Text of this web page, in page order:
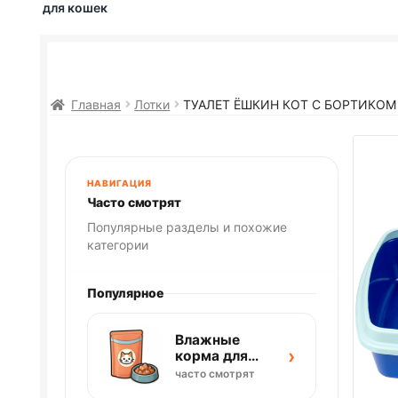
для кошек
Главная Лотки ТУАЛЕТ ЁШКИН КОТ С
НАВИГАЦИЯ
Часто смотрят
Популярные разделы и похожие
категории
Популярное
Влажные
корма для
кошек
часто смотрят
›